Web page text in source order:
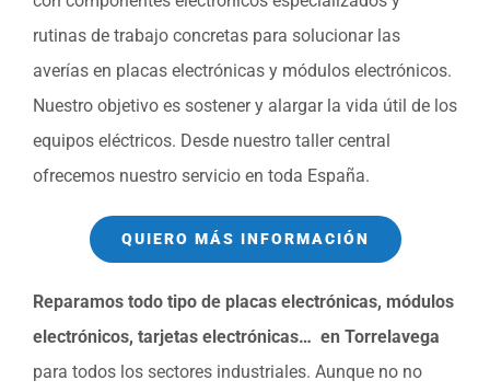
rutinas de trabajo concretas para solucionar las
averías en placas electrónicas y módulos electrónicos.
Nuestro objetivo es sostener y alargar la vida útil de los
equipos eléctricos. Desde nuestro taller central
ofrecemos nuestro servicio en toda España.
QUIERO MÁS INFORMACIÓN
Reparamos todo tipo de placas electrónicas, módulos
electrónicos, tarjetas electrónicas… en Torrelavega
para todos los sectores industriales. Aunque no no